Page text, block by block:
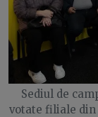
Sediul de
votate filiale din